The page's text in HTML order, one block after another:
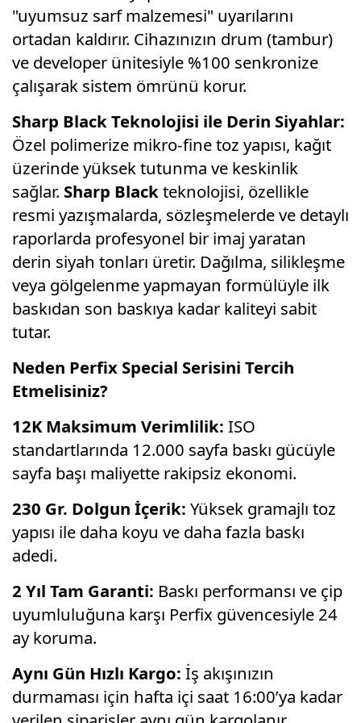
"uyumsuz sarf malzemesi" uyarılarını
ortadan kaldırır. Cihazınızın drum (tambur)
ve developer ünitesiyle %100 senkronize
çalışarak sistem ömrünü korur.
Sharp Black Teknolojisi ile Derin Siyahlar:
Özel polimerize mikro-fine toz yapısı, kağıt
üzerinde yüksek tutunma ve keskinlik
sağlar. Sharp Black teknolojisi, özellikle
resmi yazışmalarda, sözleşmelerde ve detaylı
raporlarda profesyonel bir imaj yaratan
derin siyah tonları üretir. Dağılma, silikleşme
veya gölgelenme yapmayan formülüyle ilk
baskıdan son baskıya kadar kaliteyi sabit
tutar.
Neden Perfix Special Serisini Tercih
Etmelisiniz?
12K Maksimum Verimlilik: ISO
standartlarında 12.000 sayfa baskı gücüyle
sayfa başı maliyette rakipsiz ekonomi.
230 Gr. Dolgun İçerik: Yüksek gramajlı toz
yapısı ile daha koyu ve daha fazla baskı
adedi.
2 Yıl Tam Garanti: Baskı performansı ve çip
uyumluluğuna karşı Perfix güvencesiyle 24
ay koruma.
Aynı Gün Hızlı Kargo: İş akışınızın
durmaması için hafta içi saat 16:00’ya kadar